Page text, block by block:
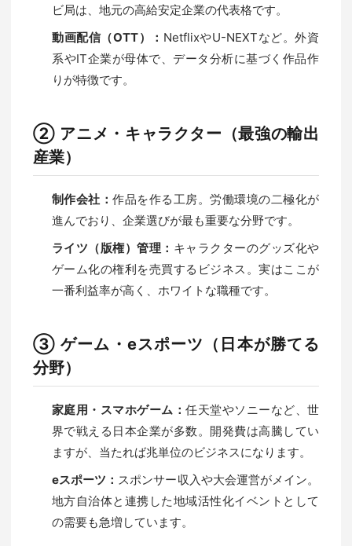
ビ局は、地元の高給安定企業の代表格です。
動画配信（OTT）： NetflixやU-NEXTなど。外資
系やIT企業が母体で、データ分析に基づく作品作
りが特徴です。
② アニメ・キャラクター（最強の輸出
産業）
制作会社：作品を作る工房。労働環境の二極化が
進んでおり、企業選びが最も重要な分野です。
ライツ（版権）管理： キャラクターのグッズ化や
ゲーム化の権利を売買するビジネス。実はここが
一番利益率が高く、ホワイトな職種です。
③ ゲーム・eスポーツ（日本が勝てる
分野）
家庭用・スマホゲーム：任天堂やソニーなど、世
界で戦える日本企業が多数。開発費は高騰してい
ますが、当たれば兆単位のビジネスになります。
eスポーツ： スポンサー収入や大会運営がメイン。
地方自治体と連携した地域活性化イベントとして
の需要も急増しています。